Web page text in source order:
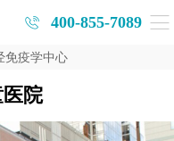
400-855-7089
免疫学中心
院